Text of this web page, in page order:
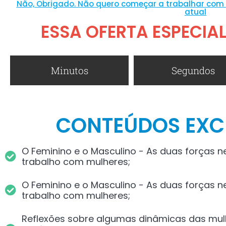
Não, Obrigado. Não quero começar a trabalhar
atual
ESSA OFERTA
Minutos Segundos
CONTEÚDOS
O Feminino e o Masculino - As duas forças
trabalho com mulheres;
O Feminino e o Masculino - As duas forças
trabalho com mulheres;
Reflexões sobre algumas dinâmicas das